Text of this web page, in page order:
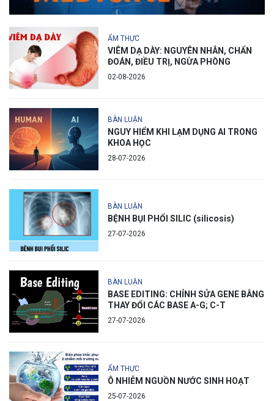
ẨM THỰC
VIÊM DẠ DÀY: NGUYÊN NHÂN, CHẨN
ĐOÁN, ĐIỀU TRỊ, NGỪA PHÒNG
02-08-2026
BÀN LUẬN
NGUY HIỂM KHI LẠM DỤNG AI TRONG
KHOA HỌC
28-07-2026
BÀN LUẬN
BỆNH BỤI PHỔI SILIC (silicosis)
27-07-2026
BÀN LUẬN
BASE EDITING: CHỈNH SỬA GENE BẰNG
THAY ĐỔI CÁC BASE A-G; C-T
27-07-2026
ẨM THỰC
Ô NHIỄM NGUỒN NƯỚC SINH HOẠT
25-07-2026